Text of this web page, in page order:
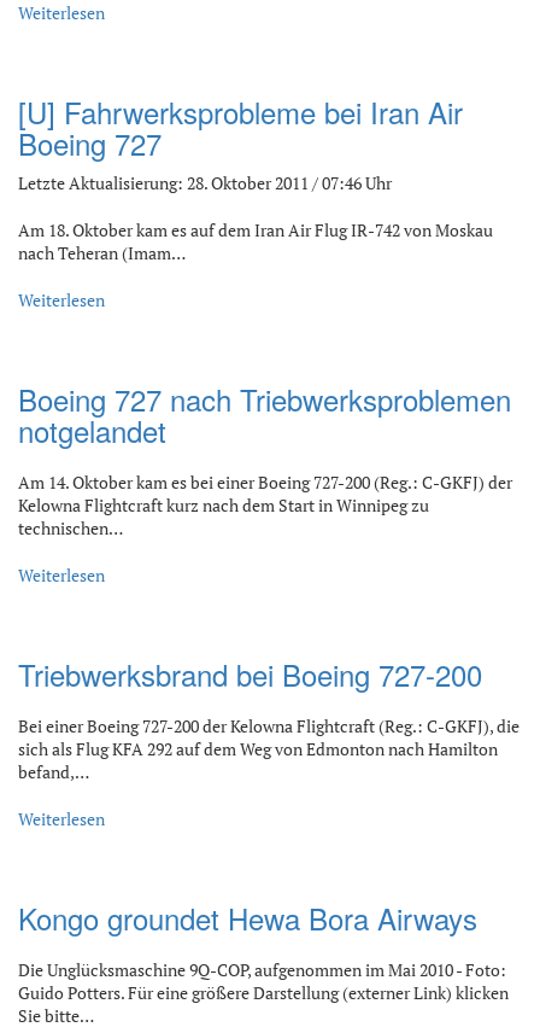
Weiterlesen
[U] Fahrwerksprobleme bei Iran Air
Boeing 727
Letzte Aktualisierung: 28. Oktober 2011 / 07:46 Uhr
Am 18. Oktober kam es auf dem Iran Air Flug IR-742 von Moskau
nach Teheran (Imam…
Weiterlesen
Boeing 727 nach Triebwerksproblemen
notgelandet
Am 14. Oktober kam es bei einer Boeing 727-200 (Reg.: C-GKFJ) der
Kelowna Flightcraft kurz nach dem Start in Winnipeg zu
technischen…
Weiterlesen
Triebwerksbrand bei Boeing 727-200
Bei einer Boeing 727-200 der Kelowna Flightcraft (Reg.: C-GKFJ), die
sich als Flug KFA 292 auf dem Weg von Edmonton nach Hamilton
befand,…
Weiterlesen
Kongo groundet Hewa Bora Airways
Die Unglücksmaschine 9Q-COP, aufgenommen im Mai 2010 - Foto:
Guido Potters. Für eine größere Darstellung (externer Link) klicken
Sie bitte…